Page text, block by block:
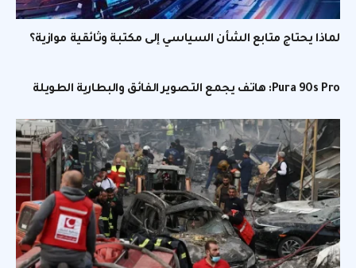
لماذا يحتاج متابع الشأن السياسي إلى مكتبة وثائقية موازية؟
Pura 90s Pro: هاتف يجمع التصوير الفائق والبطارية الطويلة